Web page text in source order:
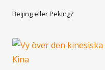
Beijing eller Peking?